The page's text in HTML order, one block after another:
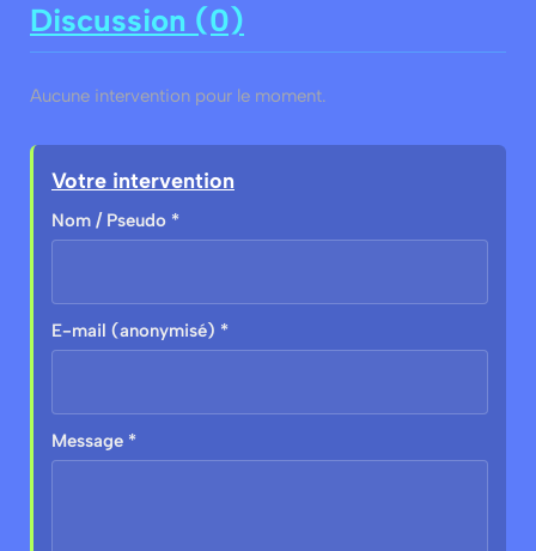
Discussion (0)
Aucune intervention pour le moment.
Votre intervention
Nom / Pseudo *
E-mail (anonymisé) *
Message *